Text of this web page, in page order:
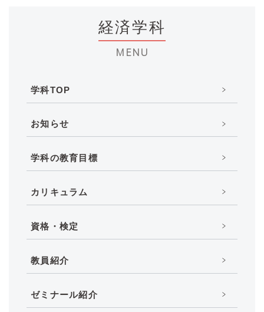
経済学科
MENU
学科TOP
お知らせ
学科の教育目標
カリキュラム
資格・検定
教員紹介
ゼミナール紹介